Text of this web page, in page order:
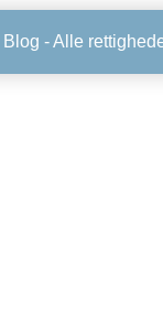
Blog - Alle